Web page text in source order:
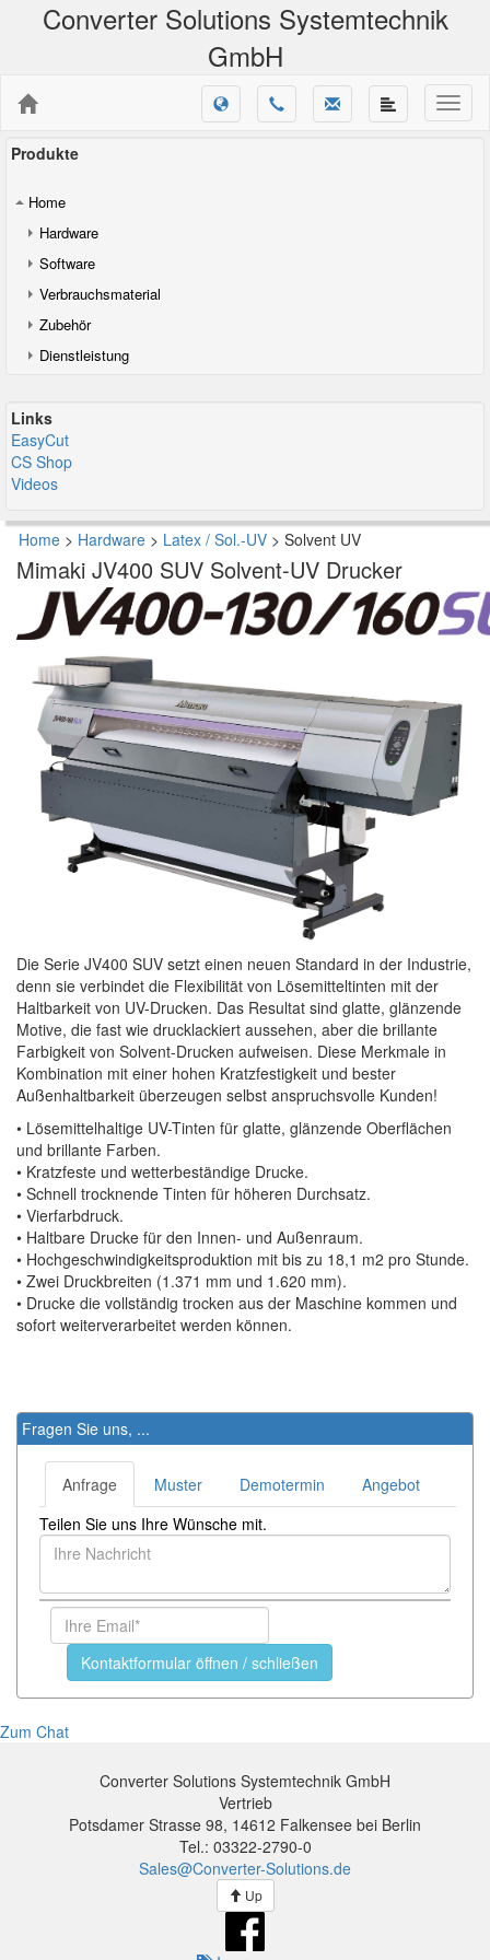
Converter Solutions Systemtechnik
GmbH
Produkte
Home
Hardware
Software
Verbrauchsmaterial
Zubehör
Dienstleistung
Links
EasyCut
CS Shop
Videos
Home > Hardware > Latex / Sol.-UV > Solvent UV
Mimaki JV400 SUV Solvent-UV Drucker
Die Serie JV400 SUV setzt einen neuen Standard in der Industrie,
denn sie verbindet die Flexibilität von Lösemitteltinten mit der
Haltbarkeit von UV-Drucken. Das Resultat sind glatte, glänzende
Motive, die fast wie drucklackiert aussehen, aber die brillante
Farbigkeit von Solvent-Drucken aufweisen. Diese Merkmale in
Kombination mit einer hohen Kratzfestigkeit und bester
Außenhaltbarkeit überzeugen selbst anspruchsvolle Kunden!
• Lösemittelhaltige UV-Tinten für glatte, glänzende Oberflächen
und brillante Farben.
• Kratzfeste und wetterbeständige Drucke.
• Schnell trocknende Tinten für höheren Durchsatz.
• Vierfarbdruck.
• Haltbare Drucke für den Innen- und Außenraum.
• Hochgeschwindigkeitsproduktion mit bis zu 18,1 m2 pro Stunde.
• Zwei Druckbreiten (1.371 mm und 1.620 mm).
• Drucke die vollständig trocken aus der Maschine kommen und
sofort weiterverarbeitet werden können.
Fragen Sie uns, ...
Anfrage Muster Demotermin
Angebot
Teilen Sie uns Ihre Wünsche mit.
Kontaktformular öffnen / schließen
Zum Chat
Converter Solutions Systemtechnik GmbH
Vertrieb
Potsdamer Strasse 98, 14612 Falkensee bei Berlin
Tel.: 03322-2790-0
Sales@Converter-Solutions.de
Up